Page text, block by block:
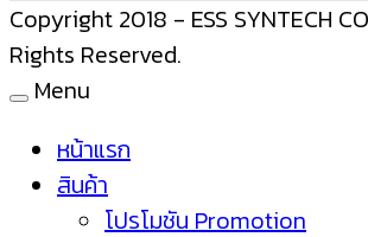
Copyright 2018 - ESS SYNTECH
Rights Reserved.
Menu
หน้าแรก
สินค้า
โปรโมชัน Promotion